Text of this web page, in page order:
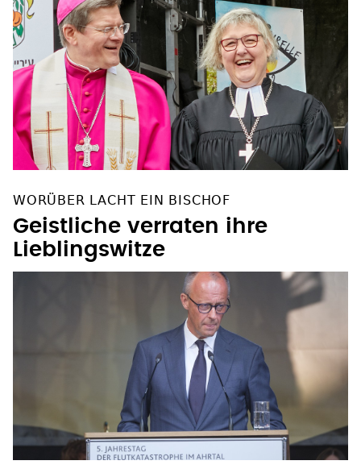
WORÜBER LACHT EIN BISCHOF
Geistliche verraten ihre
Lieblingswitze